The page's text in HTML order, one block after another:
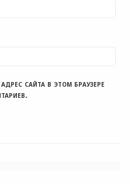
сайта в этом браузере